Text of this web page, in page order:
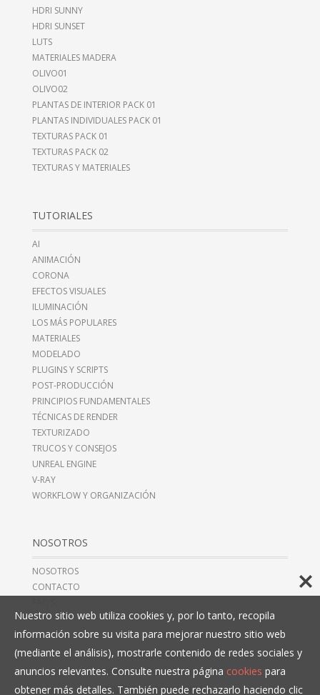
HDRI SUNNY
HDRI SUNSET
LUTS
MATERIALES MADERA
OLIVO01
OLIVO02
PLANTAS DE INTERIOR PACK 01
PLANTAS INDIVIDUALES PACK 01
TEXTURAS PACK 01
TEXTURAS PACK 02
TEXTURAS Y MATERIALES
TUTORIALES
AI
ANIMACIÓN
CORONA
EFECTOS VISUALES
ILUMINACIÓN
LOS MÁS POPULARES
MATERIALES
MODELADO
PLUGINS Y SCRIPTS
POST-PRODUCCIÓN
PRINCIPIOS FUNDAMENTALES
TÉCNICAS DE RENDER
TEXTURIZADO
TRUCOS Y CONSEJOS
UNREAL ENGINE
V-RAY
WORKFLOW Y ORGANIZACIÓN
NOSOTROS
NOSOTROS
CONTACTO
AVISO LEGAL
TÉRMINOS Y CONDICIONES
POLÍTICAS DE PRIVACIDAD
Nuestro sitio web utiliza cookies y, por lo tanto, recopila
información sobre su visita para mejorar nuestro sitio web
(mediante el análisis), mostrarle contenido de redes sociales y
anuncios relevantes. Consulte nuestra página cookies para
obtener más detalles. También puede rechazarlo haciendo clic